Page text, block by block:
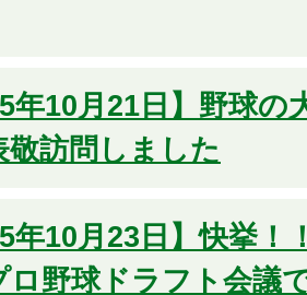
年10月21日】野球
敬訪問しました
年10月23日】快挙！
ロ野球ドラフト会議